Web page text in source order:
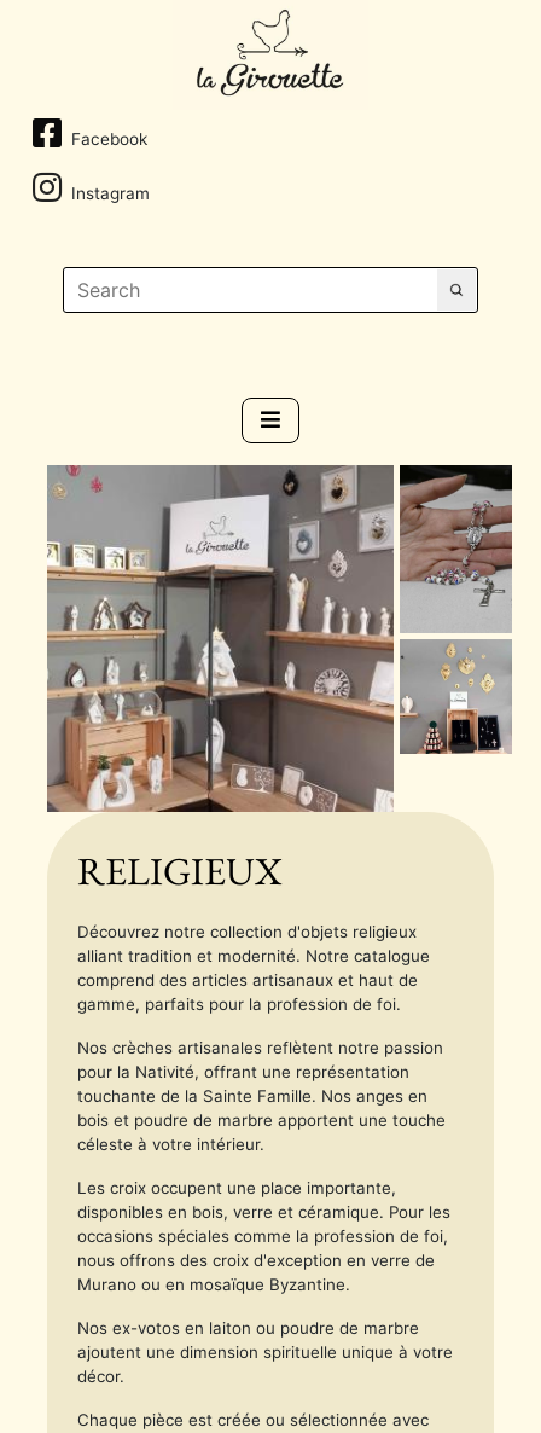
Facebook
Instagram
RELIGIEUX
Découvrez notre collection d'objets religieux
alliant tradition et modernité. Notre catalogue
comprend des articles artisanaux et haut de
gamme, parfaits pour la profession de foi.
Nos crèches artisanales reflètent notre passion
pour la Nativité, offrant une représentation
touchante de la Sainte Famille. Nos anges en
bois et poudre de marbre apportent une touche
céleste à votre intérieur.
Les croix occupent une place importante,
disponibles en bois, verre et céramique. Pour les
occasions spéciales comme la profession de foi,
nous offrons des croix d'exception en verre de
Murano ou en mosaïque Byzantine.
Nos ex-votos en laiton ou poudre de marbre
ajoutent une dimension spirituelle unique à votre
décor.
Chaque pièce est créée ou sélectionnée avec